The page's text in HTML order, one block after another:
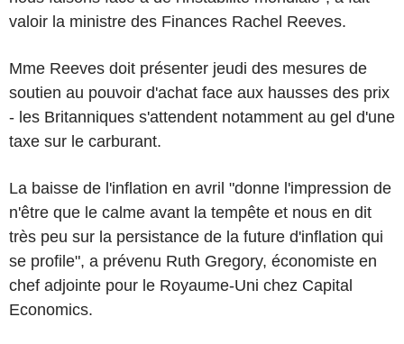
valoir la ministre des Finances Rachel Reeves.
Mme Reeves doit présenter jeudi des mesures de
soutien au pouvoir d'achat face aux hausses des prix
- les Britanniques s'attendent notamment au gel d'une
taxe sur le carburant.
La baisse de l'inflation en avril "donne l'impression de
n'être que le calme avant la tempête et nous en dit
très peu sur la persistance de la future d'inflation qui
se profile", a prévenu Ruth Gregory, économiste en
chef adjointe pour le Royaume-Uni chez Capital
Economics.